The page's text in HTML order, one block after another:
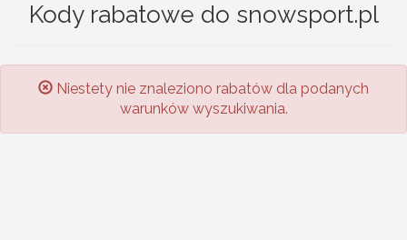
Kody rabatowe do snowsport.pl
Niestety nie znaleziono rabatów dla podanych
warunków wyszukiwania.